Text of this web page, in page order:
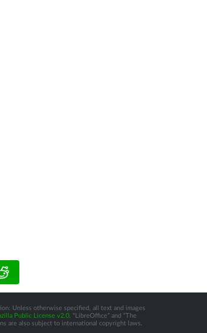
Unless otherwise specified, all text and images
Public License v2.0 . “LibreOffice” and “The
are also subject to international copyright laws.